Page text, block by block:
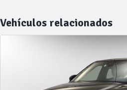
Vehículos relacionados